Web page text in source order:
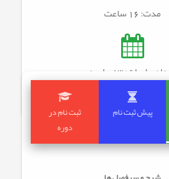
مدت:16 ساعت
جلسات: 13 جلسه
پیش ثبت نام
ثبت نام در
دوره